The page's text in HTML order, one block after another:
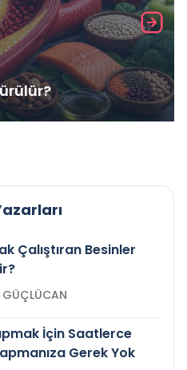
Çalıştıran Besinler
Zeynep GÜÇLÜCAN
İçin Saatlerce
Gerek Yok